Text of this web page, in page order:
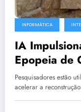
INFORMÁTICA
IA
Epopeia de
Pesquisadores estão
acelerar a